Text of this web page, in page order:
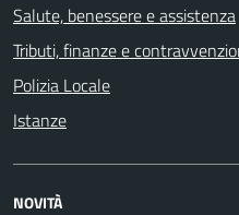
Salute, benessere e assistenza
Tributi, finanze e
Polizia Locale
Istanze
NOVITÀ